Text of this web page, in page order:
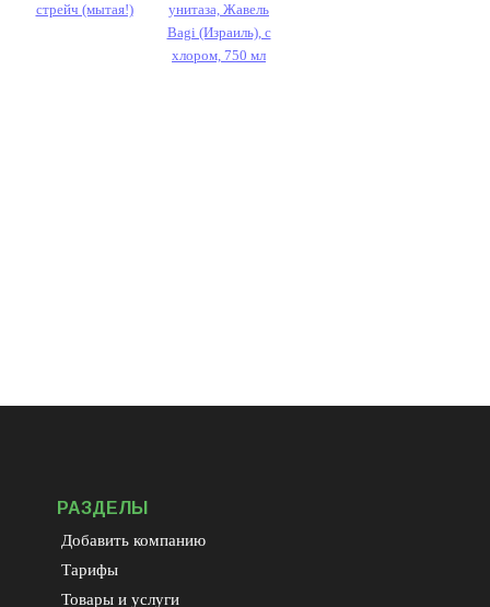
стрейч (мытая!)
унитаза, Жавель
Bagi (Израиль), с
хлором, 750 мл
РАЗДЕЛЫ
Добавить компанию
Тарифы
Товары и услуги